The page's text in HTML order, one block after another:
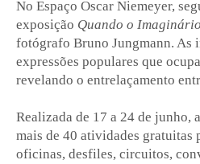
No Espaço Oscar Niemeyer,
exposição Quando o
fotógrafo Bruno Jungmann. As
expressões populares que
revelando o entrelaçamento
Realizada de 17 a 24 de junho,
mais de 40 atividades gratuitas
oficinas, desfiles, circuitos,